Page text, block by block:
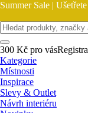
Summer Sale |
300 Kč pro vás
Kategorie
Místnosti
Inspirace
Slevy & Outlet
Návrh interiéru